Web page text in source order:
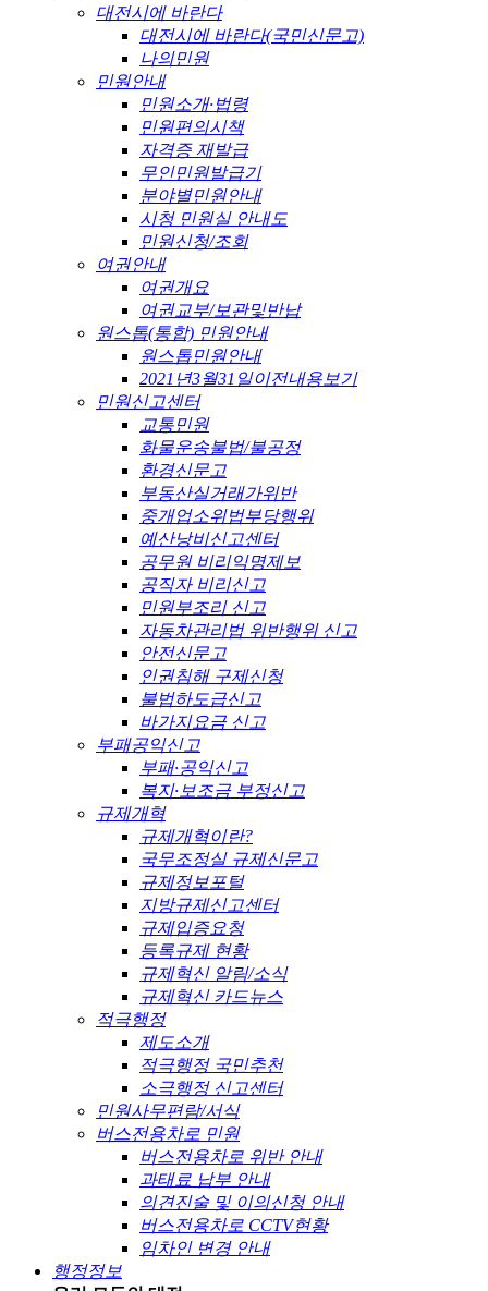
대전시에 바란다
대전시에 바란다(국민신문고)
나의민원
민원안내
민원소개·법령
민원편의시책
자격증 재발급
무인민원발급기
분야별민원안내
시청 민원실 안내도
민원신청/조회
여권안내
여권개요
여권교부/보관및반납
원스톱(통합) 민원안내
원스톱민원안내
2021년3월31일이전내용보기
민원신고센터
교통민원
화물운송불법/불공정
환경신문고
부동산실거래가위반
중개업소위법부당행위
예산낭비신고센터
공무원 비리익명제보
공직자 비리신고
민원부조리 신고
자동차관리법 위반행위 신고
안전신문고
인권침해 구제신청
불법하도급신고
바가지요금 신고
부패공익신고
부패·공익신고
복지·보조금 부정신고
규제개혁
규제개혁이란?
국무조정실 규제신문고
규제정보포털
지방규제신고센터
규제입증요청
등록규제 현황
규제혁신 알림/소식
규제혁신 카드뉴스
적극행정
제도소개
적극행정 국민추천
소극행정 신고센터
민원사무편람/서식
버스전용차로 민원
버스전용차로 위반 안내
과태료 납부 안내
의견진술 및 이의신청 안내
버스전용차로 CCTV현황
임차인 변경 안내
행정정보